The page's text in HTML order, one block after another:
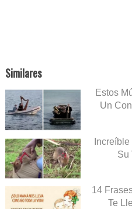
Similares
Estos
Un
Su
14
Te